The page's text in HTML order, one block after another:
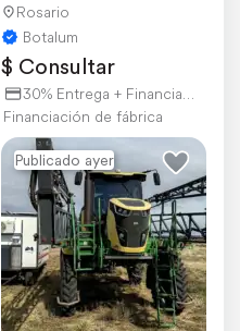
Rosario
Botalum
$ Consultar
30% Entrega + Financiación
Financiación de fábrica
Publicado ayer